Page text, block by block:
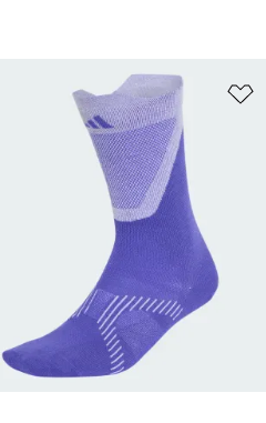
ายการสินค้าโปรด